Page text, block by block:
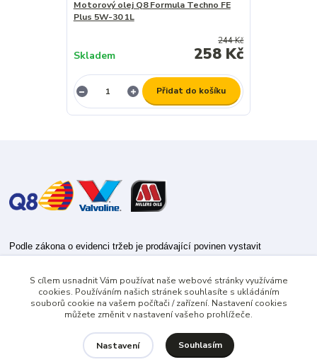
Motorový olej Q8 Formula Techno FE
Plus 5W-30 1L
244 Kč
258 Kč
Skladem
Přidat do košíku
Podle zákona o evidenci tržeb je prodávající povinen vystavit
Zároveň je povinen zaevidovat přijatou tržbu u správce daně online; v
případě technického výpadku pak nejpozději do 48 hodin.
S cílem usnadnit Vám používat naše webové stránky využíváme
cookies. Používáním našich stránek souhlasíte s ukládáním
souborů cookie na vašem počítači / zařízení. Nastavení cookies
můžete změnit v nastavení vašeho prohlížeče.
Nastavení Souhlasím